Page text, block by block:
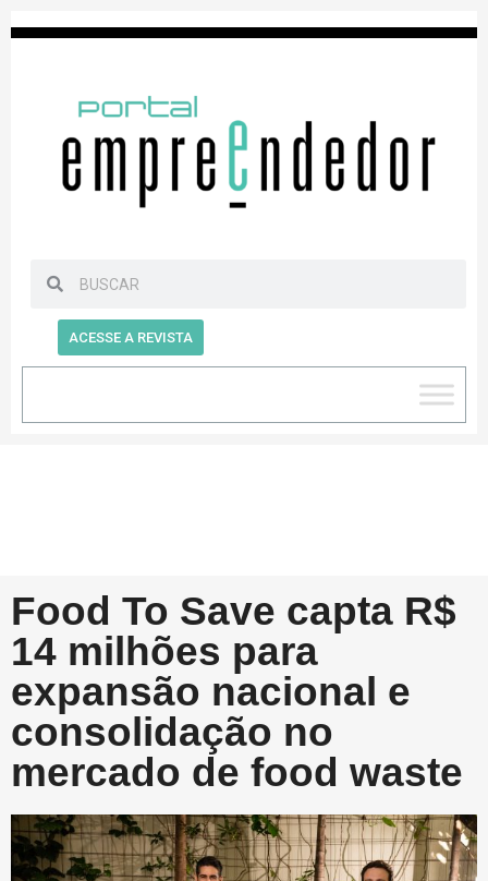
ACESSE A REVISTA
Food To Save capta R$
14 milhões para
expansão nacional e
consolidação no
mercado de food waste